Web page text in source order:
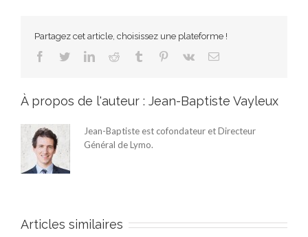
Partagez cet article, choisissez une plateforme !
Facebook
TwitterLinkedInReddit Tumblr Pinterest
Vk Email
À propos de l'auteur : Jean-Baptiste Vayleux
Jean-Baptiste est cofondateur et Directeur
Général de Lymo.
Articles similaires